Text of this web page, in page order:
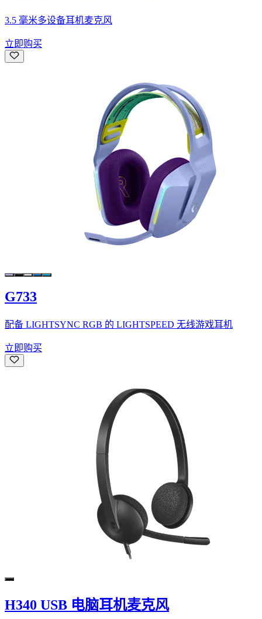
3.5 毫米多设备耳机麦克风
立即购买
G733
配备 LIGHTSYNC RGB 的 LIGHTSPEED 无线游戏耳机
立即购买
H340 USB 电脑耳机麦克风